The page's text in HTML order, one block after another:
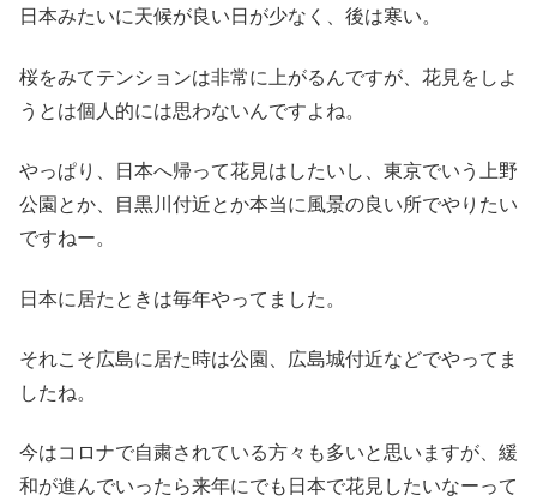
日本みたいに天候が良い日が少なく、後は寒い。
桜をみてテンションは非常に上がるんですが、花見をしよ
うとは個人的には思わないんですよね。
やっぱり、日本へ帰って花見はしたいし、東京でいう上野
公園とか、目黒川付近とか本当に風景の良い所でやりたい
ですねー。
日本に居たときは毎年やってました。
それこそ広島に居た時は公園、広島城付近などでやってま
したね。
今はコロナで自粛されている方々も多いと思いますが、緩
和が進んでいったら来年にでも日本で花見したいなーって